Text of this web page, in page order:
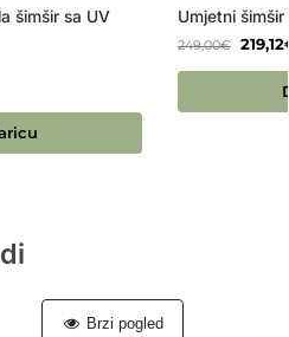
šimšir sa UV
Umjetni
249,00€ 219,12
Brzi pogled